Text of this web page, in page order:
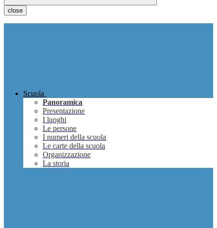
close
Scuola
Panoramica
Presentazione
I luoghi
Le persone
I numeri della scuola
Le carte della scuola
Organizzazione
La storia